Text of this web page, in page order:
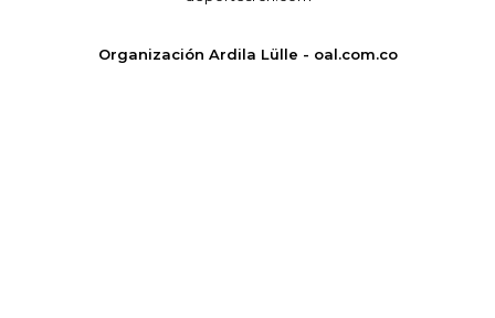
Organización Ardila Lülle - oal.com.co